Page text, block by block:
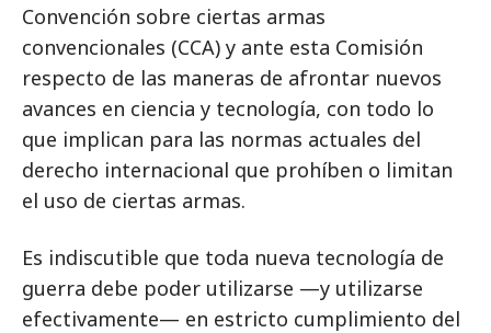
Convención sobre ciertas armas
convencionales (CCA) y ante esta Comisión
respecto de las maneras de afrontar nuevos
avances en ciencia y tecnología, con todo lo
que implican para las normas actuales del
derecho internacional que prohíben o limitan
el uso de ciertas armas.
Es indiscutible que toda nueva tecnología de
guerra debe poder utilizarse —y utilizarse
efectivamente— en estricto cumplimiento del